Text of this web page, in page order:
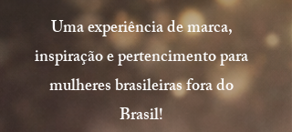
Uma experiência de marca,
inspiração e pertencimento para
mulheres brasileiras fora do
Brasil!